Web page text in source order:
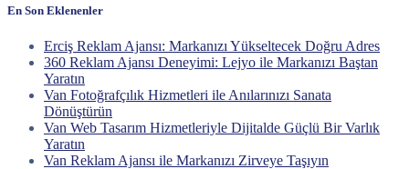
En Son Eklenenler
Erciş Reklam Ajansı: Markanızı Yükseltecek Doğru Adres
360 Reklam Ajansı Deneyimi: Lejyo ile Markanızı Baştan
Yaratın
Van Fotoğrafçılık Hizmetleri ile Anılarınızı Sanata
Dönüştürün
Van Web Tasarım Hizmetleriyle Dijitalde Güçlü Bir Varlık
Yaratın
Van Reklam Ajansı ile Markanızı Zirveye Taşıyın